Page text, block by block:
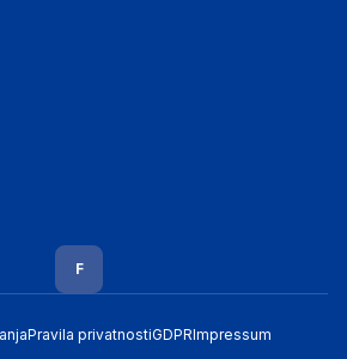
F
Pravila privatnostiGDPRImpressum